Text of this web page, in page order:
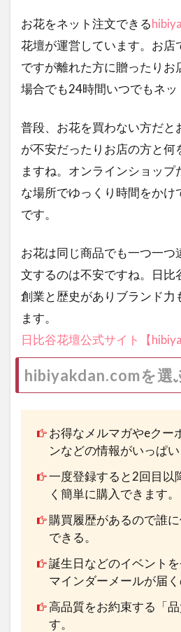
お花をネット注文できる
花壇が運営しています。お店
ですが離れた方に贈ったりお
場合でも24時間いつでもネッ
普段、お花を買わない方だと
が不安だったりお店の方と何
ますね。オンラインショップ
な場所でゆっくり時間をかけ
です。
お花は同じ商品でも一つ一つ
文するのは不安ですね。日比
創業と歴史がありブランド力
ます。
日比谷花壇公式サイト【
hibiyakdan.comを選
お得なメルマガやeクー
ンなどの情報がいっぱい
一度登録すると2回目以
く簡単に購入できます。
購買履歴があるので誰
できる。
誕生日などのイベント
マインダーメールが届
高品質をお約束する「
す。